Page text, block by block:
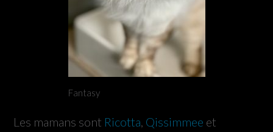
Fantasy
Les mamans sont Ricotta, Qissimmee et